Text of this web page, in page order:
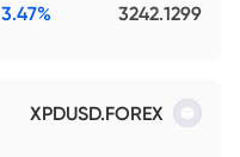
3242.1299
3.47%
XPDUSD.FOREX